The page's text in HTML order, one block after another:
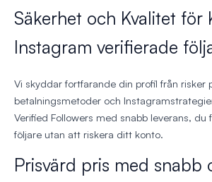
Säkerhet och Kvalitet för
Instagram verifierade
Vi skyddar fortfarande din profil från risker
betalningsmetoder och
Verified Followers med snabb leverans, du
följare utan att riskera ditt konto.
Prisvärd pris med snabb